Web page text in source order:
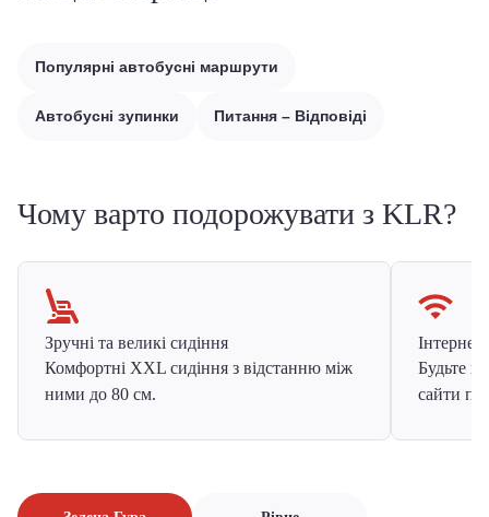
Популярні автобусні маршрути
Автобусні зупинки Питання – Відповіді
Чому варто подорожувати з KLR?
Зручні та великі сидіння
Комфортні XXL сидіння з відстанню між
ними до 80 см.
Інтернет
Будьте
сайти